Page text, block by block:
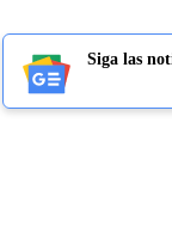
Siga las